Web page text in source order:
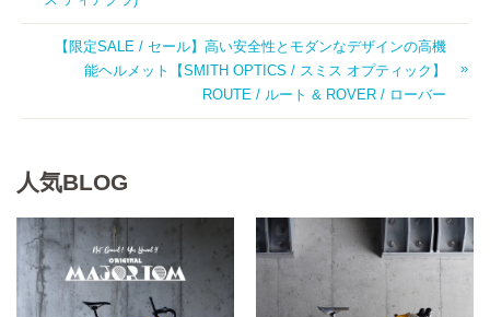
【限定SALE / セール】高い安全性とモダンなデザインの高機
能ヘルメット【SMITH OPTICS / スミス オプティック】
ROUTE / ルート & ROVER / ローバー
人気BLOG